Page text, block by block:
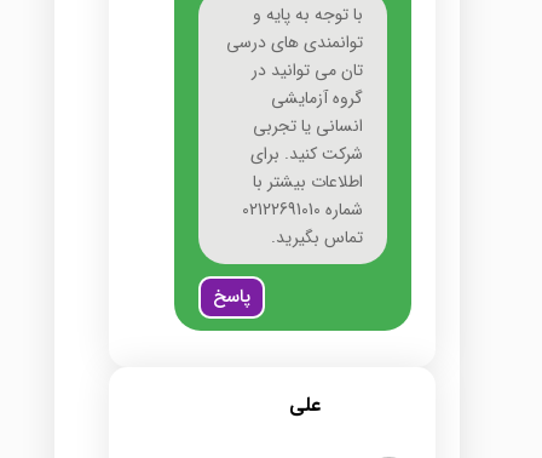
با توجه به پایه و
توانمندی های درسی
تان می توانید در
گروه آزمایشی
انسانی یا تجربی
شرکت کنید. برای
اطلاعات بیشتر با
شماره 02122691010
تماس بگیرید.
پاسخ
علی